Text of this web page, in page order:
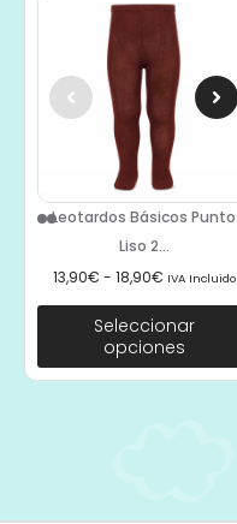
Leotardos Básicos Punto
Liso 2...
13,90€ - 18,90€ IVA Incluido
Seleccionar
opciones